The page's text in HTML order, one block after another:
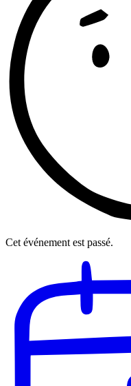
Cet événement est passé.